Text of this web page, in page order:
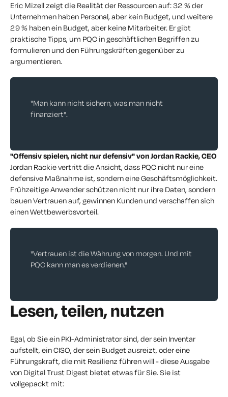
Eric Mizell zeigt die Realität der Ressourcen auf: 32 % der
Unternehmen haben Personal, aber kein Budget, und weitere
29 % haben ein Budget, aber keine Mitarbeiter. Er gibt
praktische Tipps, um PQC in geschäftlichen Begriffen zu
formulieren und den Führungskräften gegenüber zu
argumentieren.
"Man kann nicht sichern, was man nicht
finanziert".
"Offensiv spielen, nicht nur defensiv" von Jordan Rackie, CEO
Jordan Rackie vertritt die Ansicht, dass PQC nicht nur eine
defensive Maßnahme ist, sondern eine Geschäftsmöglichkeit.
Frühzeitige Anwender schützen nicht nur ihre Daten, sondern
bauen Vertrauen auf, gewinnen Kunden und verschaffen sich
einen Wettbewerbsvorteil.
"Vertrauen ist die Währung von morgen. Und mit
PQC kann man es verdienen."
Lesen, teilen, nutzen
Egal, ob Sie ein PKI-Administrator sind, der sein Inventar
aufstellt, ein CISO, der sein Budget ausreizt, oder eine
Führungskraft, die mit Resilienz führen will - diese Ausgabe
von Digital Trust Digest bietet etwas für Sie. Sie ist
vollgepackt mit: